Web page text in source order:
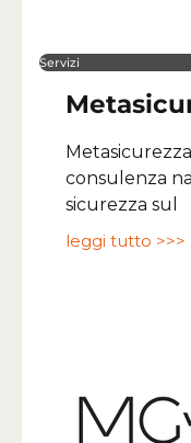
Servizi
consulenza
sicurezza sul
leggi tutto >>>